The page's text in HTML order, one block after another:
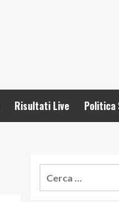
Risultati Live Politica